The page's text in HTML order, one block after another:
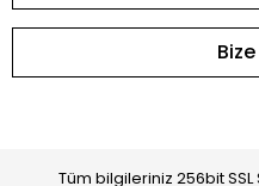
Tüm bilgileriniz 256bit